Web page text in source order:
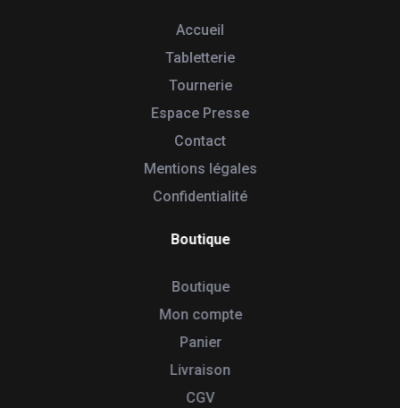
Accueil
Tabletterie
Tournerie
Espace Presse
Contact
Mentions légales
Confidentialité
Boutique
Boutique
Mon compte
Panier
Livraison
CGV